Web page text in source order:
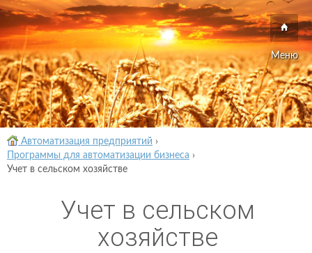
Меню
Автоматизация предприятий ›
Программы для автоматизации бизнеса ›
Учет в сельском хозяйстве
Учет в сельском
хозяйстве